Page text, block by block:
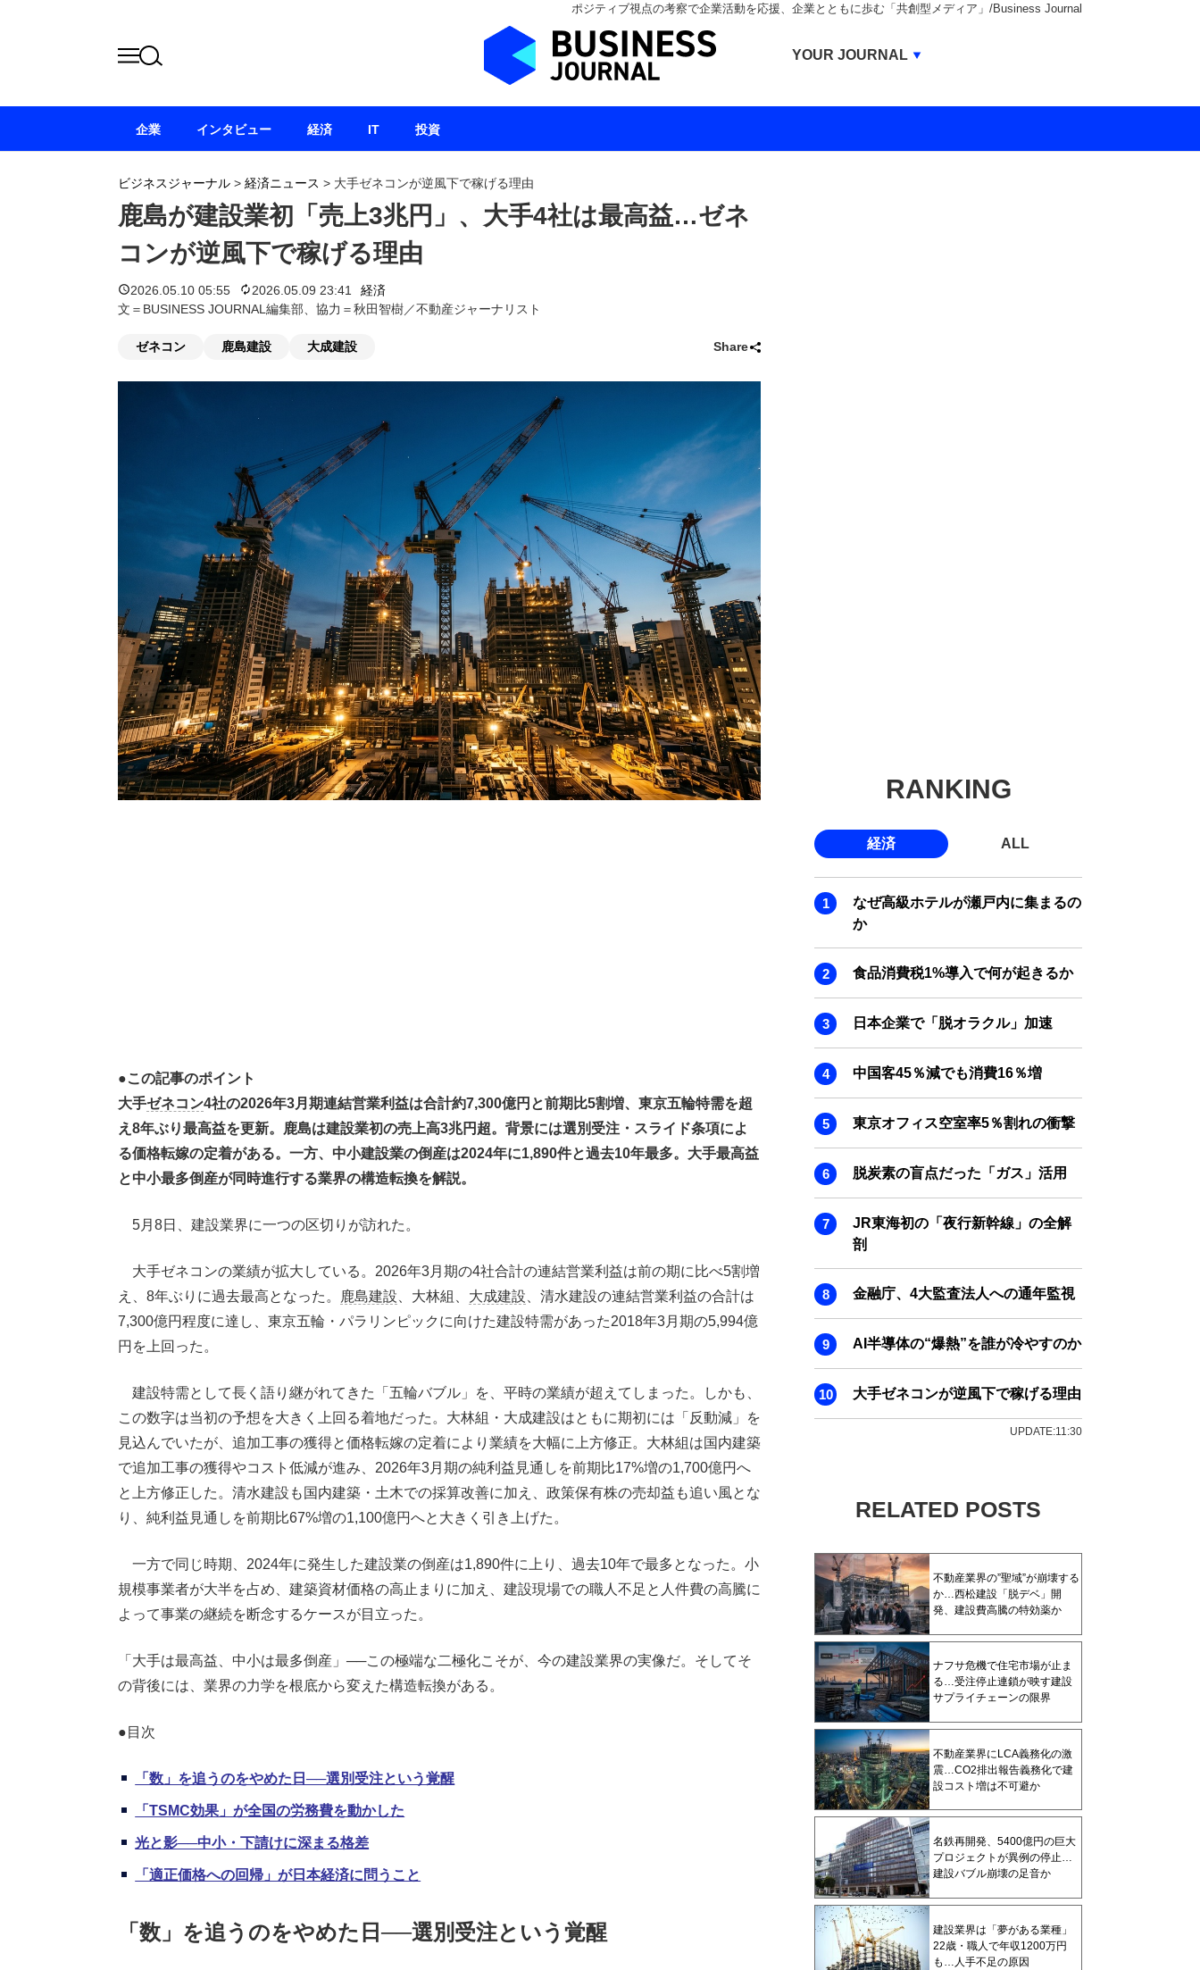
ポジティブ視点の考察で企業活動を応援、企業とともに歩む「共創型メディア」/Business Journal
ビジネスジャーナル > 経済ニュース > 大手ゼネコンが逆風下で稼げる理由
鹿島が建設業初「売上3兆円」、大手4社は最高益…ゼネ
コンが逆風下で稼げる理由
2026.05.10 05:55 2026.05.09 23:41
経済
文＝BUSINESS JOURNAL編集部、協力＝秋田智樹／不動産ジャーナリスト
ゼネコン 鹿島建設 大成建設 Share
●この記事のポイント
大手ゼネコン4社の2026年3月期連結営業利益は合計約7,300億円と前期比5割増、東京五輪特需を超
え8年ぶり最高益を更新。鹿島は建設業初の売上高3兆円超。背景には選別受注・スライド条項によ
る価格転嫁の定着がある。一方、中小建設業の倒産は2024年に1,890件と過去10年最多。大手最高益
と中小最多倒産が同時進行する業界の構造転換を解説。
5月8日、建設業界に一つの区切りが訪れた。
大手ゼネコンの業績が拡大している。2026年3月期の4社合計の連結営業利益は前の期に比べ5割増
え、8年ぶりに過去最高となった。
鹿島建設 、大林組、 大成建設 、清水建設の連結営業利益の合計は
7,300億円程度に達し、東京五輪・パラリンピックに向けた建設特需があった2018年3月期の5,994億
円を上回った。
建設特需として長く語り継がれてきた「五輪バブル」を、平時の業績が超えてしまった。しかも、
この数字は当初の予想を大きく上回る着地だった。大林組・大成建設はともに期初には「反動減」を
見込んでいたが、追加工事の獲得と価格転嫁の定着により業績を大幅に上方修正。大林組は国内建築
で追加工事の獲得やコスト低減が進み、2026年3月期の純利益見通しを前期比17%増の1,700億円へ
と上方修正した。清水建設も国内建築・土木での採算改善に加え、政策保有株の売却益も追い風とな
り、純利益見通しを前期比67%増の1,100億円へと大きく引き上げた。
一方で同じ時期、2024年に発生した建設業の倒産は1,890件に上り、過去10年で最多となった。小
規模事業者が大半を占め、建築資材価格の高止まりに加え、建設現場での職人不足と人件費の高騰に
よって事業の継続を断念するケースが目立った。
「大手は最高益、中小は最多倒産」──この極端な二極化こそが、今の建設業界の実像だ。そしてそ
の背後には、業界の力学を根底から変えた構造転換がある。
●目次
「数」を追うのをやめた日──選別受注という覚醒
「TSMC効果」が全国の労務費を動かした
光と影──中小・下請けに深まる格差
「適正価格への回帰」が日本経済に問うこと
「数」を追うのをやめた日──選別受注という覚醒
RANKING
経済 ALL
なぜ高級ホテルが瀬戸内に集まるの
か
食品消費税1%導入で何が起きるか
日本企業で「脱オラクル」加速
中国客45％減でも消費16％増
東京オフィス空室率5％割れの衝撃
脱炭素の盲点だった「ガス」活用
JR東海初の「夜行新幹線」の全解
剖
金融庁、4大監査法人への通年監視
AI半導体の“爆熱”を誰が冷やすのか
大手ゼネコンが逆風下で稼げる理由
UPDATE:11:30
RELATED POSTS
不動産業界の”聖域”が崩壊する
か…西松建設「脱デベ」開
発、建設費高騰の特効薬か
ナフサ危機で住宅市場が止ま
る…受注停止連鎖が映す建設
サプライチェーンの限界
不動産業界にLCA義務化の激
震…CO2排出報告義務化で建
設コスト増は不可避か
名鉄再開発、5400億円の巨大
プロジェクトが異例の停止…
建設バブル崩壊の足音か
建設業界は「夢がある業種」
22歳・職人で年収1200万円
も…人手不足の原因
企業 インタビュー 経済 IT 投資
YOUR JOURNAL
BUSINESS JOURNAL